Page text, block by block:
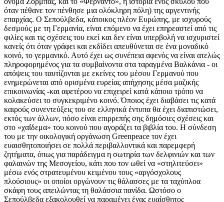
όταν πέθανε τον πένθησε μια ολόκληρη πόλη) της αργεντινής
επαρχίας. Ο Σεπούλβεδα, κάτοικος πλέον Ευρώπης, με ισχυρούς
δεσμούς με τη Γερμανία, είναι επόμενο να έχει επηρεαστεί από τις
φιλίες και τις σχέσεις του εκεί και δεν είναι υπερβολή να ισχυριστεί
κανείς ότι όταν γράφει και εκδίδει απευθύνεται σε ένα μοναδικό
κοινό, το γερμανικό. Αυτό έχει ως συνέπεια αφενός να είναι ατελώς
πληροφορημένος για τα συμβαίνοντα στα ταραγμένα Βαλκάνια - οι
απόψεις του ταυτίζονται με εκείνες του μέσου Γερμανού που
ενημερώνεται από ορισμένα ευρείας απήχησης μέσα μαζικής
επικοινωνίας -και αφετέρου να επιχειρεί κατά κάποιο τρόπο να
κολακεύσει το συγκεκριμένο κοινό. Όποιος έχει διαβάσει τις κατά
καιρούς συνεντεύξεις του σε ελληνικά έντυπα θα έχει διαπιστώσει,
εκτός των άλλων, πόσο είναι επιρρεπής σης δημόσιες σχέσεις και
στο «χαΐδεμα» του κοινού που αγοράζει τα βιβλία του. Η σύνδεση
του με την οικολογική οργάνωση Greenpeace τον έχει
ευαισθητοποιήσει σε πολλά περιβαλλοντικά και παρεμφερή
ζητήματα, όπως για παράδειγμα η σωτηρία των δελφινιών και των
φαλαινών της Μεσογείου, κάτι που τον ωθεί να «στηλιτεύσει»
μέσω ενός στρατευμένου κειμένου τους «αργόσχολους
πλούσιους» οι οποίοι οργώνουν τις θάλασσες με τα ταχύπλοα
σκάφη τους απειλώντας τη θαλάσσια πανίδα. Ωστόσο ο
Σεπούλβεδα εξακολουθεί να παραμένει ένας ευαίσθητος